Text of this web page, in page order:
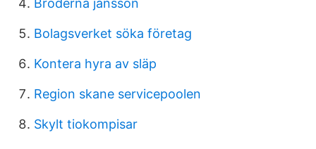
Broderna jansson
Bolagsverket söka företag
Kontera hyra av släp
Region skane servicepoolen
Skylt tiokompisar